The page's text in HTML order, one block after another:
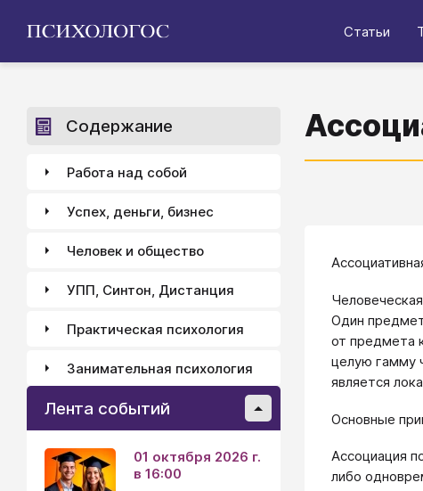
Статьи
Один
от предмета
целую гамму
является
Основные
Ассоциация
либо
Содержание
Работа над собой
Успех, деньги, бизнес
Человек и общество
УПП, Синтон, Дистанция
Практическая психология
Занимательная психология
Лента событий
01 октября 2026 г.
в 16:00